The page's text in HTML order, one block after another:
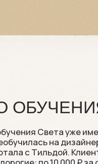
уже имела базовые
на дизайнера в
10 000 ₽ за сайт. Один
второй —
после
работу оплатят